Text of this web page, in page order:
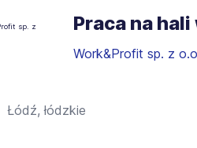
Praca na
Work&Profit sp. z
Łódź, łódzkie